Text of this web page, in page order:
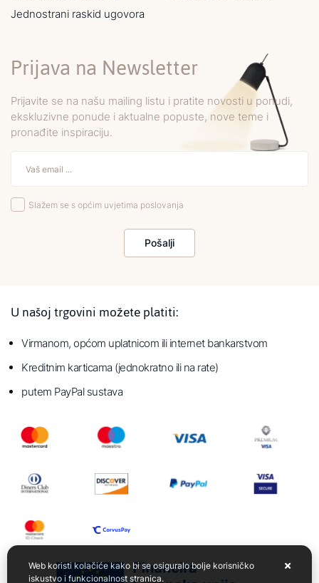
Jednostrani raskid ugovora
Prijava na Newsletter
Prijavite se na našu mailing listu i pratite novosti u ponudi,
ekskluzivne ponude i aktualne popuste, nove teme i
pronađite inspiraciju.
Slažem se s općim uvjetima poslovanja
Pošalji
U našoj trgovini možete platiti:
Virmanom, općom uplatnicom ili internet bankarstvom
Kreditnim karticama (jednokratno ili na rate)
putem PayPal sustava
Web koristi kolačiće kako bi se osiguralo bolje korisničko
iskustvo i funkcionalnost stranica.